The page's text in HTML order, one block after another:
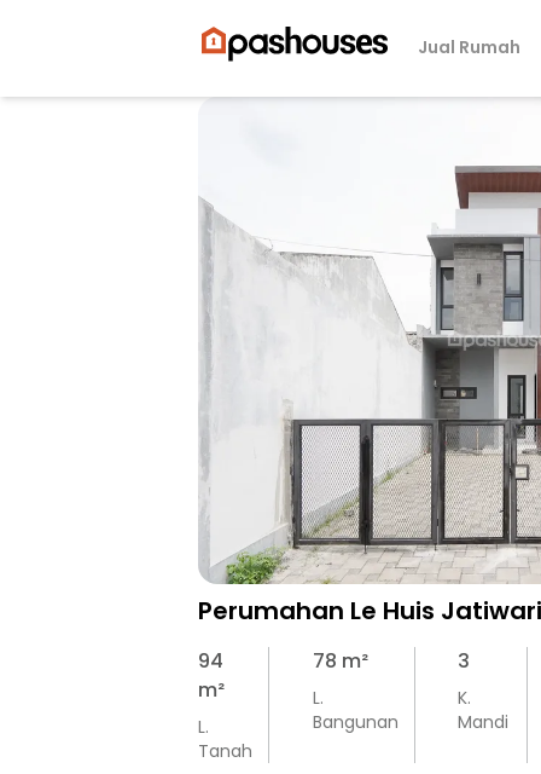
Jual Rumah
Perumahan Le Huis
94
m²
L.
Tanah
78 m²
L.
Bangunan
3
K.
Mandi